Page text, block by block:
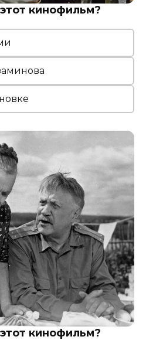
кинофильм?
кинофильм?